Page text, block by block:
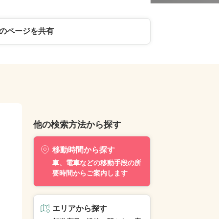
ページを共有
他の検索方法から探す
移動時間から探す
車、電車などの移動手段の所
要時間からご案内します
エリアから探す